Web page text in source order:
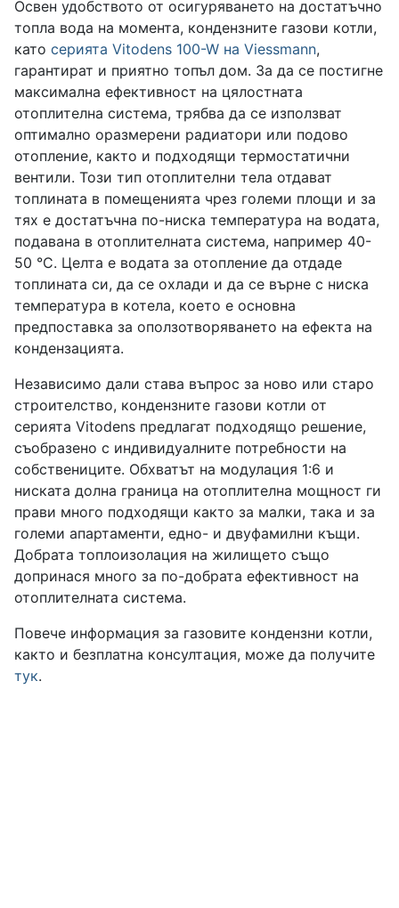
Освен удобството от осигуряването на достатъчно
топла вода на момента, кондензните газови котли,
като серията Vitodens 100-W на Viessmann,
гарантират и приятно топъл дом. За да се постигне
максимална ефективност на цялостната
отоплителна система, трябва да се използват
оптимално оразмерени радиатори или подово
отопление, както и подходящи термостатични
вентили. Този тип отоплителни тела отдават
топлината в помещенията чрез големи площи и за
тях е достатъчна по-ниска температура на водата,
подавана в отоплителната система, например 40-
50 °С. Целта е водата за отопление да отдаде
топлината си, да се охлади и да се върне с ниска
температура в котела, което е основна
предпоставка за оползотворяването на ефекта на
кондензацията.
Независимо дали става въпрос за ново или старо
строителство, кондензните газови котли от
серията Vitodens предлагат подходящо решение,
съобразено с индивидуалните потребности на
собствениците. Обхватът на модулация 1:6 и
ниската долна граница на отоплителна мощност ги
прави много подходящи както за малки, така и за
големи апартаменти, едно- и двуфамилни къщи.
Добрата топлоизолация на жилището също
допринася много за по-добрата ефективност на
отоплителната система.
Повече информация за газовите кондензни котли,
както и безплатна консултация, може да получите
тук.